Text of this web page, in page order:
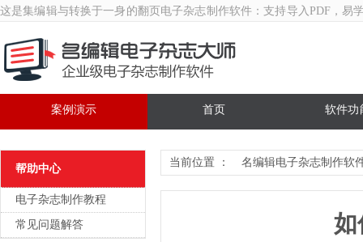
这是集编辑与转换于一身的翻页 电子杂志制作软件 ：支持导入PDF，易
首页
案例演示 软件功
帮助中心
电子杂志制作教程
常见问题解答
当前位置 ： 名编辑电子杂志制作软
如